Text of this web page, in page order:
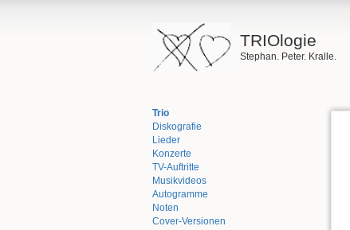
TRIOlogie
Stephan. Peter. Kralle.
Trio
Diskografie
Lieder
Konzerte
TV-Auftritte
Musikvideos
Autogramme
Noten
Cover-Versionen